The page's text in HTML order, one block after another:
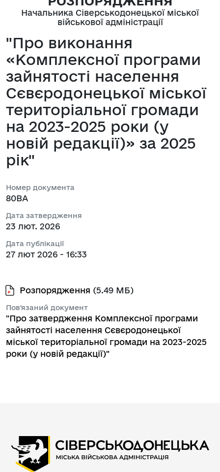
Начальника Сіверськодонецької міської
військової адміністрації
"Про виконання
«Комплексної програми
зайнятості населення
Сєвєродонецької міської
територіальної громади
на 2023-2025 роки (у
новій редакції)» за 2025
рік"
Номер документа
80ВА
Дата затвердження
23 лют. 2026
Дата публікації
27 лют 2026 - 16:33
Розпорядження (5.49 МБ)
Пов'язаний документ
"Про затвердження Комплексної програми
зайнятості населення Сєвєродонецької
міської територіальної громади на 2023-2025
роки (у новій редакції)"